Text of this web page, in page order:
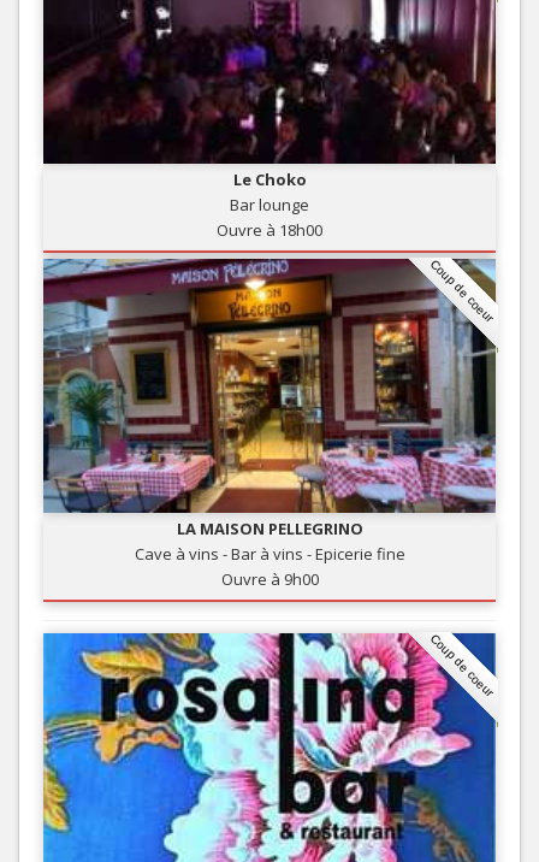
Le Choko
Bar lounge
Ouvre à 18h00
Coup de coeur
LA MAISON PELLEGRINO
Cave à vins - Bar à vins - Epicerie fine
Ouvre à 9h00
Coup de coeur